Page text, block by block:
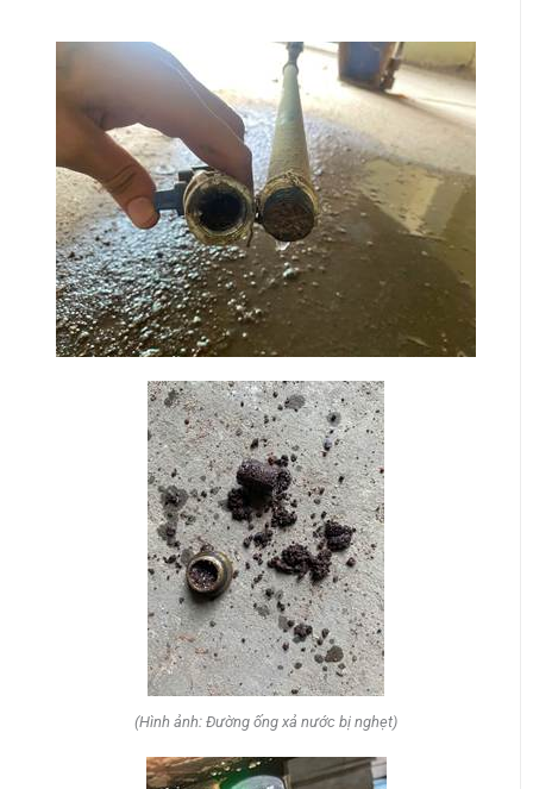
(Hình ảnh: Đường ống xả nước bị nghẹt)